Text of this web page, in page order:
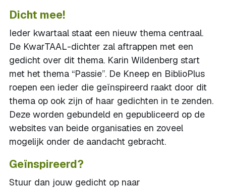
Dicht mee!
Ieder kwartaal staat een nieuw thema centraal.
De KwarTAAL-dichter zal aftrappen met een
gedicht over dit thema. Karin Wildenberg start
met het thema “Passie”. De Kneep en BiblioPlus
roepen een ieder die geïnspireerd raakt door dit
thema op ook zijn of haar gedichten in te zenden.
Deze worden gebundeld en gepubliceerd op de
websites van beide organisaties en zoveel
mogelijk onder de aandacht gebracht.
Geïnspireerd?
Stuur dan jouw gedicht op naar